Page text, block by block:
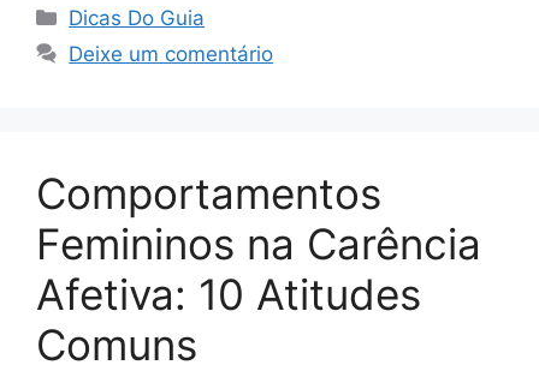
Categorias
Dicas Do Guia
Deixe um comentário
Comportamentos
Femininos na Carência
Afetiva: 10 Atitudes
Comuns